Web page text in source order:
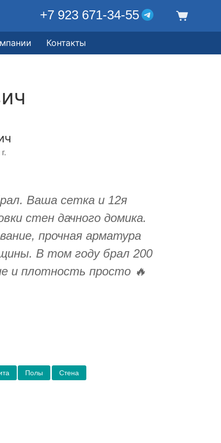
+7 923 671-34-55
Контакты
Ваша сетка и 12я
стен дачного домика.
прочная арматура
В том году брал 200
и плотность просто 🔥
Полы Стена